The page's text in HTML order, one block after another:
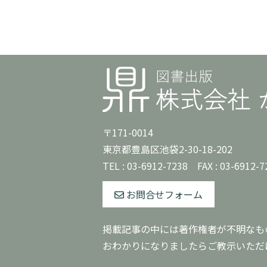
〒171-0014
東京都豊島区池袋2-30-18-202
TEL : 03-6912-7238 FAX : 03-6912-
お問合せフォーム
掲載記事の中には著作権者が不明な
おわかりになりましたらご教示いた